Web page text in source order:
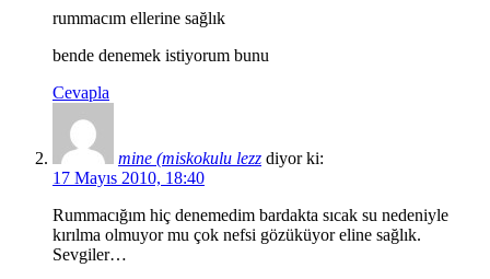
rummacım ellerine sağlık
bende denemek istiyorum bunu
Cevapla
mine (miskokulu lezz diyor ki:
17 Mayıs 2010, 18:40
Rummacığım hiç denemedim bardakta sıcak su nedeniyle
kırılma olmuyor mu çok nefsi gözüküyor eline sağlık.
Sevgiler…